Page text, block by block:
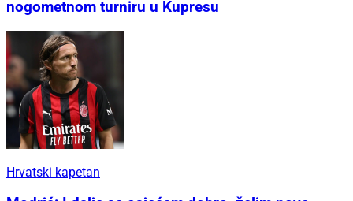
Champion Cup
Pioniri i kadeti Šibenika uzeli po broncu na
nogometnom turniru u Kupresu